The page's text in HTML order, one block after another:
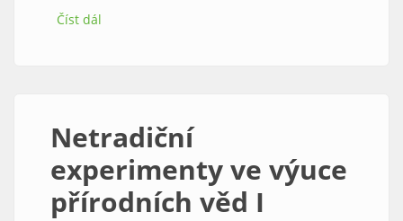
Číst dál
Netradiční
experimenty ve výuce
přírodních věd I